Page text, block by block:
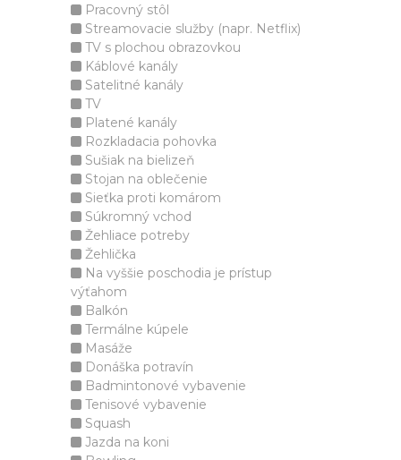
Pracovný stôl
Streamovacie služby (napr. Netflix)
TV s plochou obrazovkou
Káblové kanály
Satelitné kanály
TV
Platené kanály
Rozkladacia pohovka
Sušiak na bielizeň
Stojan na oblečenie
Sieťka proti komárom
Súkromný vchod
Žehliace potreby
Žehlička
Na vyššie poschodia je prístup
výťahom
Balkón
Termálne kúpele
Masáže
Donáška potravín
Badmintonové vybavenie
Tenisové vybavenie
Squash
Jazda na koni